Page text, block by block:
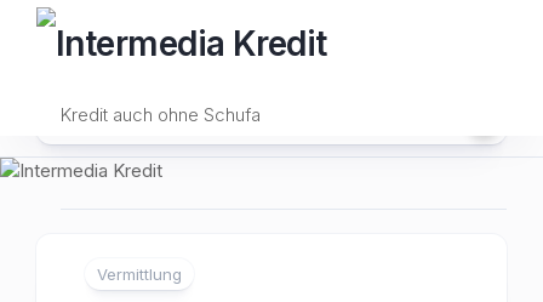
Kredit auch ohne Schufa
Vermittlung